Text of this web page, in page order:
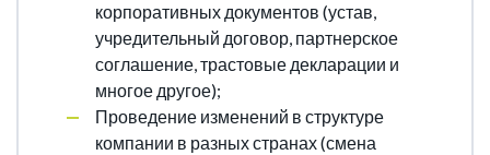
корпоративных документов (устав,
учредительный договор, партнерское
соглашение, трастовые декларации и
многое другое);
Проведение изменений в структуре
компании в разных странах (смена